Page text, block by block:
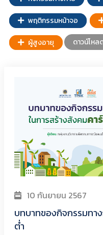
พฤติกรรมหน้าจอ
ผู้สูงอายุ ดาวน์โหล
10 กันยายน 2567
บทบาทของกิจกรรมทา
ต่ำ